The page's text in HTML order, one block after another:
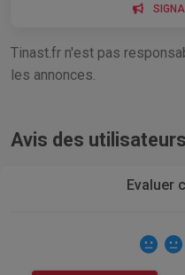
Tinast.fr n'est pas
les annonces.
Avis des utilisateurs
Evaluer